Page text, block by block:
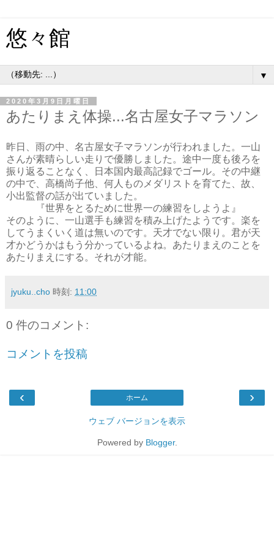
悠々館
▼
2020年3月9日月曜日
あたりまえ体操...名古屋女子マラソン
昨日、雨の中、名古屋女子マラソンが行われました。一山
さんが素晴らしい走りで優勝しました。途中一度も後ろを
振り返ることなく、日本国内最高記録でゴール。その中継
の中で、高橋尚子他、何人ものメダリストを育てた、故、
小出監督の話が出ていました。
『世界をとるために世界一の練習をしようよ』
そのように、一山選手も練習を積み上げたようです。楽を
してうまくいく道は無いのです。天才でない限り。君が天
才かどうかはもう分かっているよね。あたりまえのことを
あたりまえにする。それが才能。
jyuku..cho 時刻: 11:00
0 件のコメント:
コメントを投稿
‹ ›
ホーム
ウェブ バージョンを表示
Powered by Blogger.